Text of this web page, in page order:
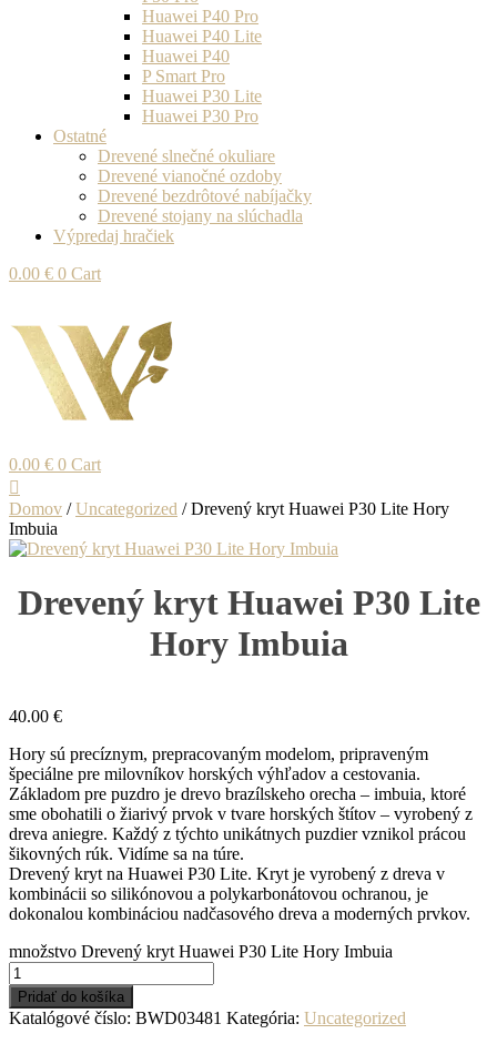
Huawei P40 Pro
Huawei P40 Lite
Huawei P40
P Smart Pro
Huawei P30 Lite
Huawei P30 Pro
Ostatné
Drevené slnečné okuliare
Drevené vianočné ozdoby
Drevené bezdrôtové nabíjačky
Drevené stojany na slúchadla
Výpredaj hračiek
0.00 € 0 Cart
0.00 € 0 Cart
Domov /Uncategorized / Drevený kryt Huawei P30 Lite Hory
Imbuia
Drevený kryt Huawei P30 Lite
Hory Imbuia
40.00 €
Hory sú precíznym, prepracovaným modelom, pripraveným
špeciálne pre milovníkov horských výhľadov a cestovania.
Základom pre puzdro je drevo brazílskeho orecha – imbuia, ktoré
sme obohatili o žiarivý prvok v tvare horských štítov – vyrobený z
dreva aniegre. Každý z týchto unikátnych puzdier vznikol prácou
šikovných rúk. Vidíme sa na túre.
Drevený kryt na Huawei P30 Lite. Kryt je vyrobený z dreva v
kombinácii so silikónovou a polykarbonátovou ochranou, je
dokonalou kombináciou nadčasového dreva a moderných prvkov.
množstvo Drevený kryt Huawei P30 Lite Hory Imbuia
Pridať do košíka
Katalógové číslo: BWD03481 Kategória: Uncategorized